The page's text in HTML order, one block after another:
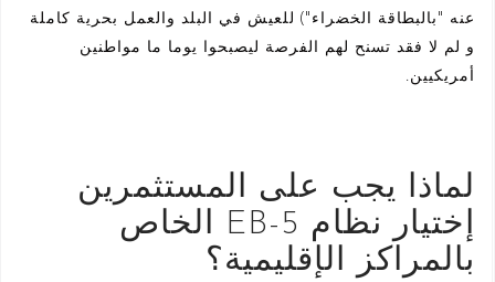
عنه "بالبطاقة الخضراء") للعيش في البلد والعمل بحرية كاملة
و لم لا فقد تسنح لهم الفرصة ليصبحوا يوما ما مواطنين
أمريكيين.
لماذا يجب على المستثمرين
إختيار نظام EB-5 الخاص
بالمراكز الإقليمية؟